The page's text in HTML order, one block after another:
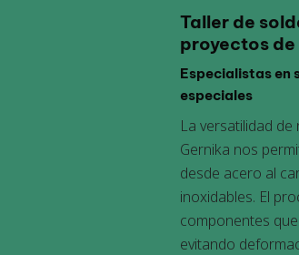
Taller de
proyectos
Especialistas en
especiales
La versatilidad
Gernika nos
desde acero al
inoxidables. El
componentes
evitando